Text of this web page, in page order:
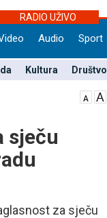
RADIO UŽIVO
Audio Sport
Kultura Društvo
sječu
za sječu